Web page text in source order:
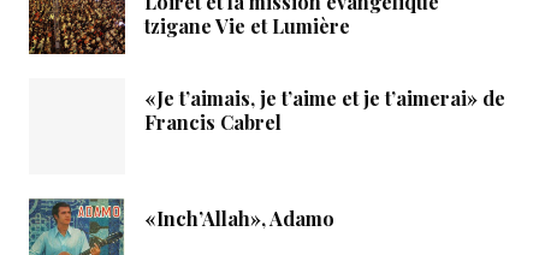
tzigane Vie et Lumière
«Je t’aimais, je t’aime et je t’aimerai» de
Francis Cabrel
«Inch’Allah», Adamo